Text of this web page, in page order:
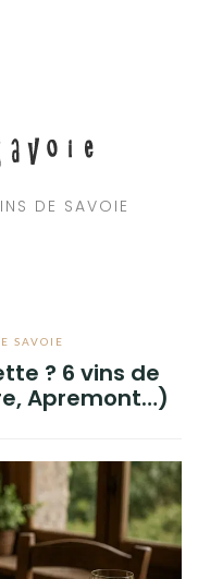
DE SAVOIE
SAVOIE
? 6 vins de
Apremont…)